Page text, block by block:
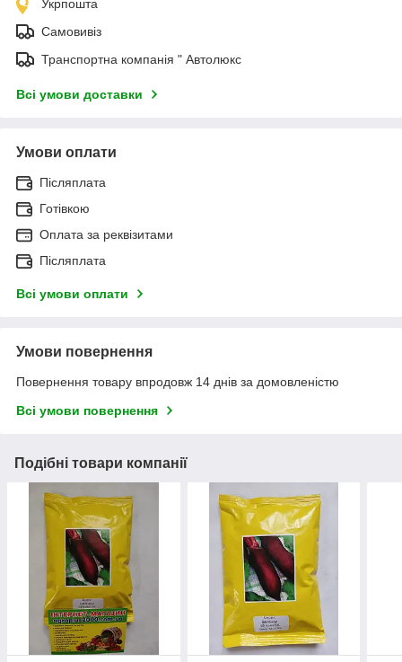
Укрпошта
Самовивіз
Транспортна компанія " Автолюкс
Всі умови доставки
Умови оплати
Післяплата
Готівкою
Оплата за реквізитами
Післяплата
Всі умови оплати
Умови повернення
Повернення товару впродовж 14 днів за домовленістю
Всі умови повернення
Подібні товари компанії